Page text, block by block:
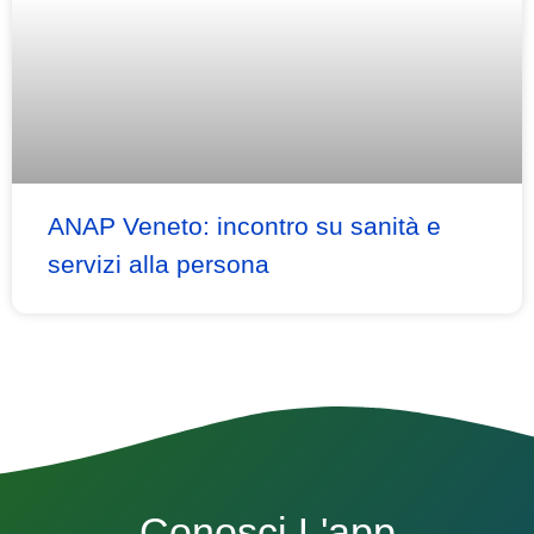
ANAP Veneto: incontro su sanità e
servizi alla persona